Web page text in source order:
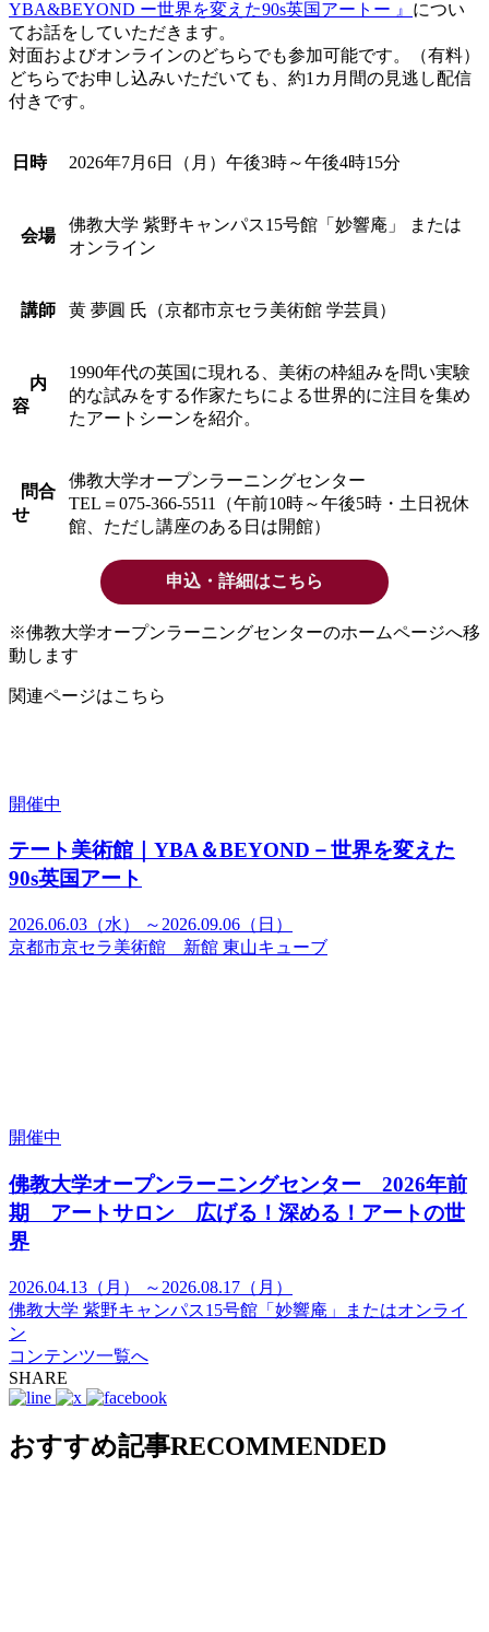
YBA&BEYOND ー世界を変えた90s英国アート ー 』 につい
てお話をしていただきます。
対面およびオンラインのどちらでも参加可能です。（有料）
どちらでお申し込みいただいても、約1カ月間の見逃し配信
付きです。
日時 2026年7月6日（月）午後3時～午後4時15分
会場
佛教大学 紫野キャンパス15号館「妙響庵」 または
オンライン
講師 黄 夢圓 氏（京都市京セラ美術館 学芸員）
内
容
1990年代の英国に現れる、美術の枠組みを問い実験
的な試みをする作家たちによる世界的に注目を集め
たアートシーンを紹介。
問合
せ
佛教大学オープンラーニングセンター
TEL＝075-366-5511（午前10時～午後5時・土日祝休
館、ただし講座のある日は開館）
申込・詳細はこちら
※佛教大学オープンラーニングセンターのホームページへ移
動します
関連ページはこちら
開催中
テート美術館｜YBA＆BEYOND－世界を変えた
90s英国アート
2026.06.03（水） ～2026.09.06（日）
京都市京セラ美術館 新館 東山キューブ
開催中
佛教大学オープンラーニングセンター 2026年前
期 アートサロン 広げる！深める！アートの世
界
2026.04.13（月） ～2026.08.17（月）
佛教大学 紫野キャンパス15号館「妙響庵」またはオンライ
ン
コンテンツ一覧へ
SHARE
おすすめ記事RECOMMENDED